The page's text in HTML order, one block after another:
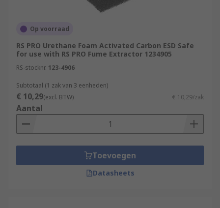
Op voorraad
RS PRO Urethane Foam Activated Carbon ESD Safe
for use with RS PRO Fume Extractor 1234905
RS-stocknr. 123-4906
Subtotaal (1 zak van 3 eenheden)
€ 10,29(excl. BTW) € 10,29/zak
Aantal
Toevoegen
Datasheets